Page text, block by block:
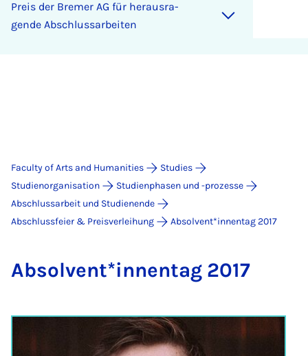
Pre­is der Bremer AG für heraus­ra­
gende Ab­schlus­sarbeiten
Faculty of Arts and Humanities
Studies
Studienorganisation
Studienphasen und -prozesse
Abschlussarbeit und Studienende
Abschlussfeier & Preis­verleihung
Absolvent*innentag 2017
Ab­solvent*innentag 2017